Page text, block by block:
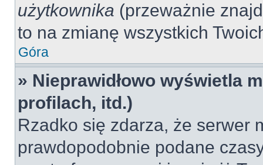
użytkownika (przeważnie
to na zmianę wszystkich
Góra
» Nieprawidłowo wyświetla
profilach, itd.)
Rzadko się zdarza, że serwer
prawdopodobnie podane